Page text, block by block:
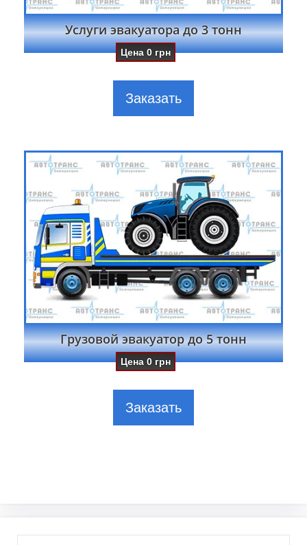
Услуги эвакуатора до 3 тонн
Цена0 грн
Заказать
Грузовой эвакуатор до 5 тонн
Цена0 грн
Заказать